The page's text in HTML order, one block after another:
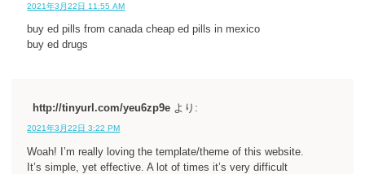
2021年3月22日 11:55 AM
buy ed pills from canada cheap ed pills in mexico
buy ed drugs
http://tinyurl.com/yeu6zp9e より:
2021年3月22日 3:22 PM
Woah! I’m really loving the template/theme of this website.
It’s simple, yet effective. A lot of times it’s very difficult